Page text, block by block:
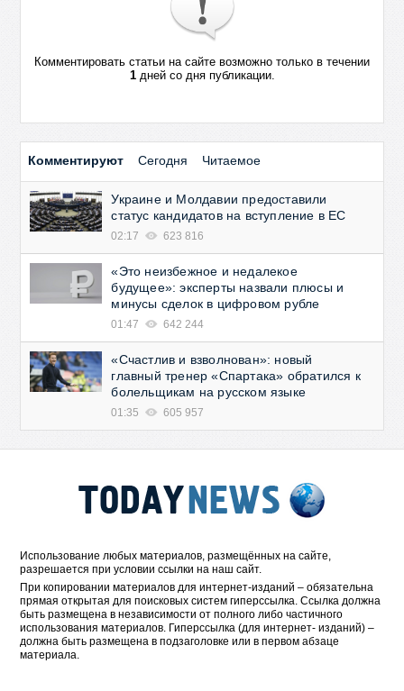
Комментировать статьи на сайте возможно только в течении
1дней со дня публикации.
Комментируют Сегодня Читаемое
Украине и Молдавии предоставили
статус кандидатов на вступление в ЕС
02:17 623 816
«Это неизбежное и недалекое
будущее»: эксперты назвали плюсы и
минусы сделок в цифровом рубле
01:47 642 244
«Счастлив и взволнован»: новый
главный тренер «Спартака» обратился к
болельщикам на русском языке
01:35 605 957
Использование любых материалов, размещённых на сайте,
разрешается при условии ссылки на наш сайт.
При копировании материалов для интернет-изданий – обязательна
прямая открытая для поисковых систем гиперссылка. Ссылка должна
быть размещена в независимости от полного либо частичного
использования материалов. Гиперссылка (для интернет- изданий) –
должна быть размещена в подзаголовке или в первом абзаце
материала.